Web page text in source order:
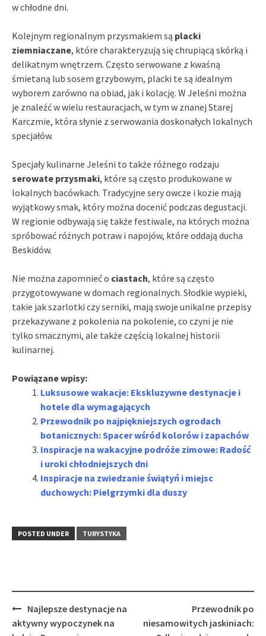
w chłodne dni.
Kolejnym regionalnym przysmakiem są placki
ziemniaczane, które charakteryzują się chrupiącą skórką i
delikatnym wnętrzem. Często serwowane z kwaśną
śmietaną lub sosem grzybowym, placki te są idealnym
wyborem zarówno na obiad, jak i kolację. W Jeleśni można
je znaleźć w wielu restauracjach, w tym w znanej Starej
Karczmie, która słynie z serwowania doskonałych lokalnych
specjałów.
Specjały kulinarne Jeleśni to także różnego rodzaju
serowate przysmaki, które są często produkowane w
lokalnych bacówkach. Tradycyjne sery owcze i kozie mają
wyjątkowy smak, który można docenić podczas degustacji.
W regionie odbywają się także festiwale, na których można
spróbować różnych potraw i napojów, które oddają ducha
Beskidów.
Nie można zapomnieć o ciastach, które są często
przygotowywane w domach regionalnych. Słodkie wypieki,
takie jak szarlotki czy serniki, mają swoje unikalne przepisy
przekazywane z pokolenia na pokolenie, co czyni je nie
tylko smacznymi, ale także częścią lokalnej historii
kulinarnej.
Powiązane wpisy:
Luksusowe wakacje: Ekskluzywne destynacje i
hotele dla wymagających
Przewodnik po najpiękniejszych ogrodach
botanicznych: Spacer wśród kolorów i zapachów
Inspiracje na wakacyjne podróże zimowe: Radość
i uroki chłodniejszych dni
Inspiracje na zwiedzanie świątyń i miejsc
duchowych: Pielgrzymki dla duszy
POSTED UNDER TURYSTYKA
Post
navigation
Najlepsze destynacje na
aktywny wypoczynek na
Przewodnik po
niesamowitych jaskiniach: